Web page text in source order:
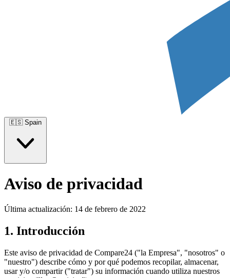
🇪🇸 Spain
Aviso de privacidad
Última actualización: 14 de febrero de 2022
1. Introducción
Este aviso de privacidad de Compare24 ("la Empresa", "nosotros" o
"nuestro") describe cómo y por qué podemos recopilar, almacenar,
usar y/o compartir ("tratar") su información cuando utiliza nuestros